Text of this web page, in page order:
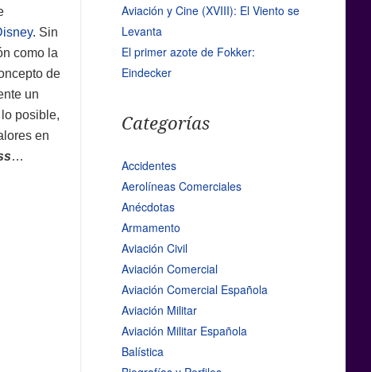
. Sin
como la
de
un
posible,
en
…
Aviación y Cine (XVIII): El Viento se
Levanta
El primer azote de Fokker:
Eindecker
Categorías
Accidentes
Aerolíneas Comerciales
Anécdotas
Armamento
Aviación Civil
Aviación Comercial
Aviación Comercial Española
Aviación Militar
Aviación Militar Española
Balística